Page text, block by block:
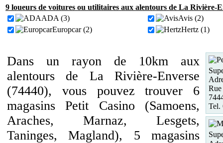
9 loueurs de voitures ou utilitaires aux alentours de La Rivière-
ADA (3)
Avis (2)
Europcar (2)
Hertz (1)
Dans un rayon de 10km aux
alentours de La Rivière-Enverse
(74440), vous pouvez trouver 6
magasins Petit Casino (Samoens,
Araches, Marnaz, Lesgets,
Taninges, Magland), 5 magasins
Tel.